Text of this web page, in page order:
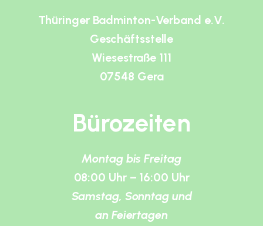
Thüringer Badminton-Verband e.V.
Geschäftsstelle
Wiesestraße 111
07548 Gera
Bürozeiten
Montag bis Freitag
08:00 Uhr – 16:00 Uhr
Samstag, Sonntag und
an Feiertagen